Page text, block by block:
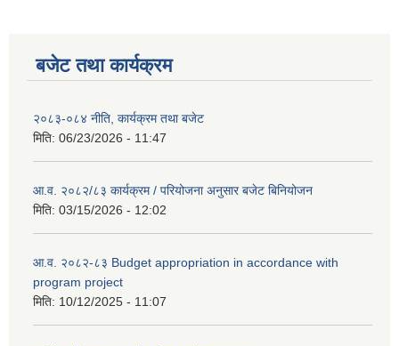
बजेट तथा कार्यक्रम
२०८३-०८४ नीति, कार्यक्रम तथा बजेट
मिति: 06/23/2026 - 11:47
आ.व. २०८२/८३ कार्यक्रम / परियोजना अनुसार बजेट बिनियोजन
मिति: 03/15/2026 - 12:02
आ.व. २०८२-८३ Budget appropriation in accordance with
program project
मिति: 10/12/2025 - 11:07